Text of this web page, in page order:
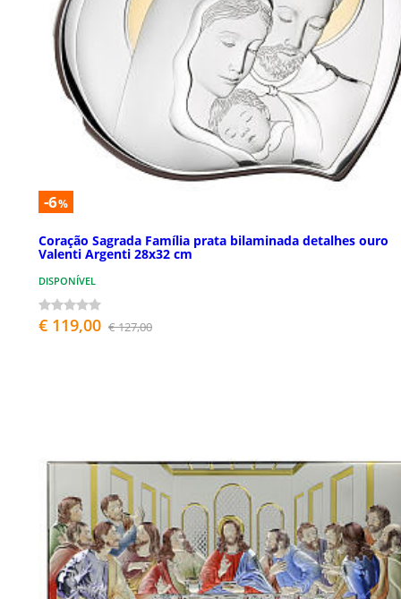
-6%
Coração Sagrada Família prata bilaminada detalhes ouro
Valenti Argenti 28x32 cm
DISPONÍVEL
€ 119,00 € 127,00